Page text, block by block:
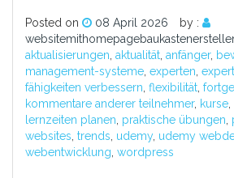
Posted on 08 April 2026
by :
aktualisierungen aktualität anfänger,
management-systeme experten
fähigkeiten verbessern flexibilität
kommentare anderer teilnehmer, kurse
lernzeiten planen praktische übungen
websites trends udemy, udemy
webentwicklung wordpress